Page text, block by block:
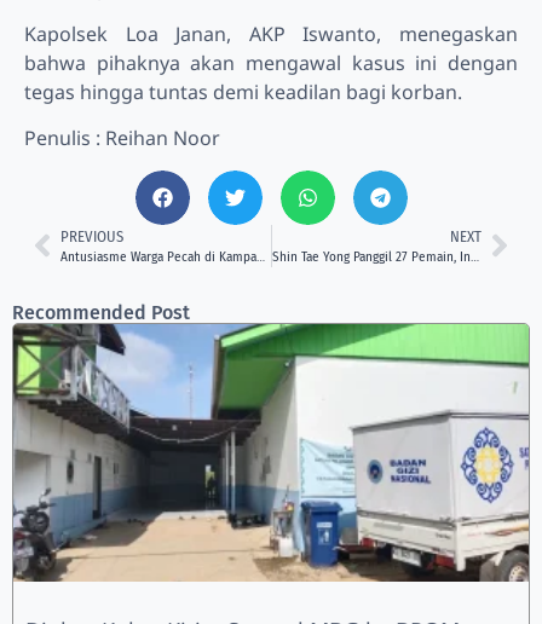
Kapolsek Loa Janan, AKP Iswanto, menegaskan
bahwa pihaknya akan mengawal kasus ini dengan
tegas hingga tuntas demi keadilan bagi korban.
Penulis : Reihan Noor
PREVIOUS
Antusiasme Warga Pecah di Kampanye Edi-Rendi, Dari Tarian Khas hingga Pembangunan RSUD
NEXT
Shin Tae Yong Panggil 27 Pemain, Indonesia Siap Tempur di FIFA Matchday!
Recommended Post